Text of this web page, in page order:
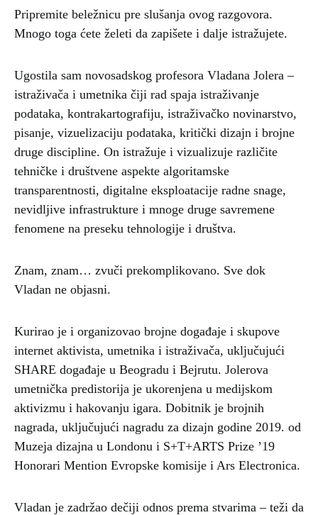
Pripremite beležnicu pre slušanja ovog razgovora.
Mnogo toga ćete želeti da zapišete i dalje istražujete.
Ugostila sam novosadskog profesora Vladana Jolera –
istraživača i umetnika čiji rad spaja istraživanje
podataka, kontrakartografiju, istraživačko novinarstvo,
pisanje, vizuelizaciju podataka, kritički dizajn i brojne
druge discipline. On istražuje i vizualizuje različite
tehničke i društvene aspekte algoritamske
transparentnosti, digitalne eksploatacije radne snage,
nevidljive infrastrukture i mnoge druge savremene
fenomene na preseku tehnologije i društva.
Znam, znam… zvuči prekomplikovano. Sve dok
Vladan ne objasni.
Kurirao je i organizovao brojne događaje i skupove
internet aktivista, umetnika i istraživača, uključujući
SHARE događaje u Beogradu i Bejrutu. Jolerova
umetnička predistorija je ukorenjena u medijskom
aktivizmu i hakovanju igara. Dobitnik je brojnih
nagrada, uključujući nagradu za dizajn godine 2019. od
Muzeja dizajna u Londonu i S+T+ARTS Prize ’19
Honorari Mention Evropske komisije i Ars Electronica.
Vladan je zadržao dečiji odnos prema stvarima – teži da